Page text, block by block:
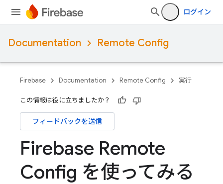
ログイン
Documentation Remote Config
Firebase Documentation Remote Config 実行
この情報は役に立ちましたか？
フィードバックを送信
Firebase Remote
Config を使ってみる